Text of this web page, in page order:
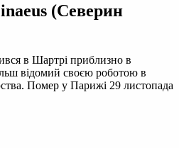
(Северин
в Шартрі приблизно в
відомий своєю роботою в
Помер у Парижі 29 листопада